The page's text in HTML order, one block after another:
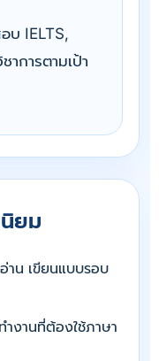
บ IELTS,
าการตามเป้า
ยม
น เขียนแบบรอบ
ำงานที่ต้องใช้ภาษา